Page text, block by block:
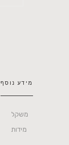
מידע נוסף
משקל
מידות